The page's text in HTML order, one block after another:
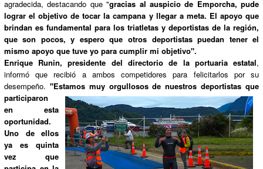
agradecida, destacando que "gracias al auspicio de Emporcha, pude
lograr el objetivo de tocar la campana y llegar a meta. El apoyo que
brindan es fundamental para los triatletas y deportistas de la región,
que son pocos, y espero que otros deportistas puedan tener el
mismo apoyo que tuve yo para cumplir mi objetivo".
Enrique Runin, presidente del directorio de la portuaria estatal,
informó que recibió a ambos competidores para felicitarlos por su
desempeño. "Estamos muy orgullosos de nuestros deportistas que
participaron
en esta
oportunidad.
Uno de ellos
ya es quinta
vez que